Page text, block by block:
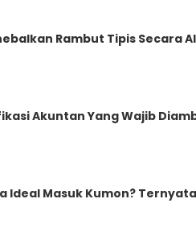
Rambut Tipis Secara
Akuntan Yang Wajib
Ideal Masuk Kumon?